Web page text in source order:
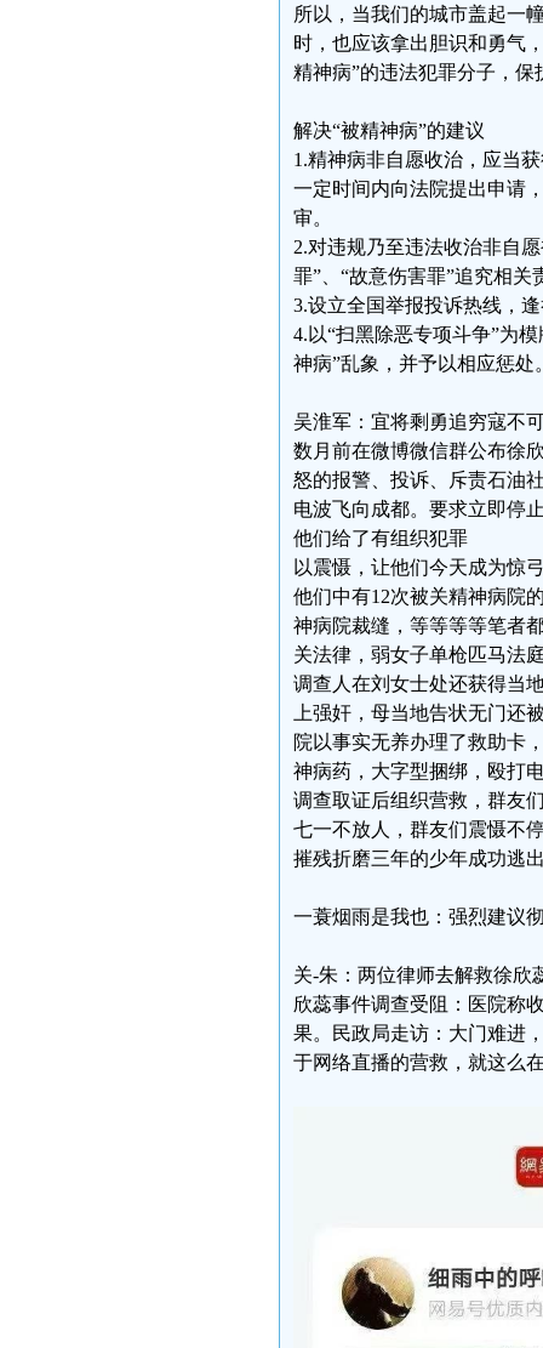
所以，当我们的城市盖起一
时，也应该拿出胆识和勇气
精神病”的违法犯罪分子，保
解决“被精神病”的建议
1.精神病非自愿收治，应当
一定时间内向法院提出申请
审。
2.对违规乃至违法收治非自
罪”、“故意伤害罪”追究相
3.设立全国举报投诉热线，
4.以“扫黑除恶专项斗争”为
神病”乱象，并予以相应惩处
吴淮军：宜将剩勇追穷寇不
数月前在微博微信群公布徐
怒的报警、投诉、斥责石油
电波飞向成都。要求立即停
他们给了有组织犯罪
以震慑，让他们今天成为惊
他们中有12次被关精神病院
神病院裁缝，等等等等笔者
关法律，弱女子单枪匹马法
调查人在刘女士处还获得当
上强奸，母当地告状无门还
院以事实无养办理了救助卡
神病药，大字型捆绑，殴打
调查取证后组织营救，群友
七一不放人，群友们震慑不
摧残折磨三年的少年成功逃
一蓑烟雨是我也：强烈建议
关-朱：两位律师去解救徐欣
欣蕊事件调查受阻：医院称
果。民政局走访：大门难进
于网络直播的营救，就这么